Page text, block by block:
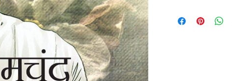
the returned item.
will be processed